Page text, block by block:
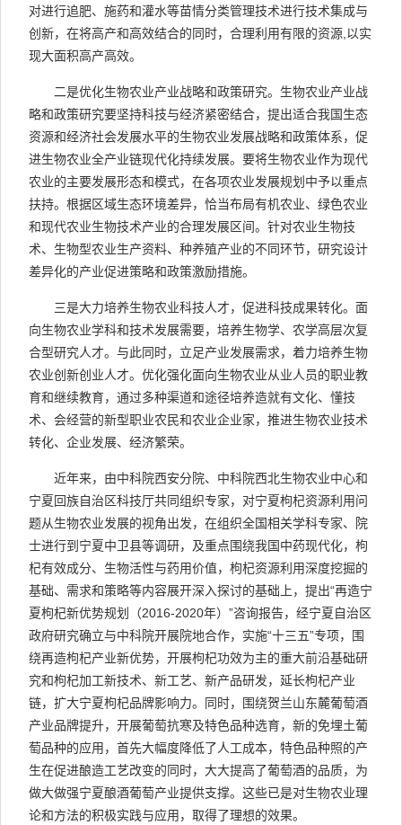
对进行追肥、施药和灌水等苗情分类管理技术进行技术集成与
创新，在将高产和高效结合的同时，合理利用有限的资源,以实
现大面积高产高效。
二是优化生物农业产业战略和政策研究。生物农业产业战
略和政策研究要坚持科技与经济紧密结合，提出适合我国生态
资源和经济社会发展水平的生物农业发展战略和政策体系，促
进生物农业全产业链现代化持续发展。要将生物农业作为现代
农业的主要发展形态和模式，在各项农业发展规划中予以重点
扶持。根据区域生态环境差异，恰当布局有机农业、绿色农业
和现代农业生物技术产业的合理发展区间。针对农业生物技
术、生物型农业生产资料、种养殖产业的不同环节，研究设计
差异化的产业促进策略和政策激励措施。
三是大力培养生物农业科技人才，促进科技成果转化。面
向生物农业学科和技术发展需要，培养生物学、农学高层次复
合型研究人才。与此同时，立足产业发展需求，着力培养生物
农业创新创业人才。优化强化面向生物农业从业人员的职业教
育和继续教育，通过多种渠道和途径培养造就有文化、懂技
术、会经营的新型职业农民和农业企业家，推进生物农业技术
转化、企业发展、经济繁荣。
近年来，由中科院西安分院、中科院西北生物农业中心和
宁夏回族自治区科技厅共同组织专家，对宁夏枸杞资源利用问
题从生物农业发展的视角出发，在组织全国相关学科专家、院
士进行到宁夏中卫县等调研，及重点围绕我国中药现代化，枸
杞有效成分、生物活性与药用价值，枸杞资源利用深度挖掘的
基础、需求和策略等内容展开深入探讨的基础上，提出“再造宁
夏枸杞新优势规划（2016-2020年）”咨询报告，经宁夏自治区
政府研究确立与中科院开展院地合作，实施“十三五”专项，围
绕再造枸杞产业新优势，开展枸杞功效为主的重大前沿基础研
究和枸杞加工新技术、新工艺、新产品研发，延长枸杞产业
链，扩大宁夏枸杞品牌影响力。同时，围绕贺兰山东麓葡萄酒
产业品牌提升，开展葡萄抗寒及特色品种选育，新的免埋土葡
萄品种的应用，首先大幅度降低了人工成本，特色品种照的产
生在促进酿造工艺改变的同时，大大提高了葡萄酒的品质，为
做大做强宁夏酿酒葡萄产业提供支撑。这些已是对生物农业理
论和方法的积极实践与应用，取得了理想的效果。